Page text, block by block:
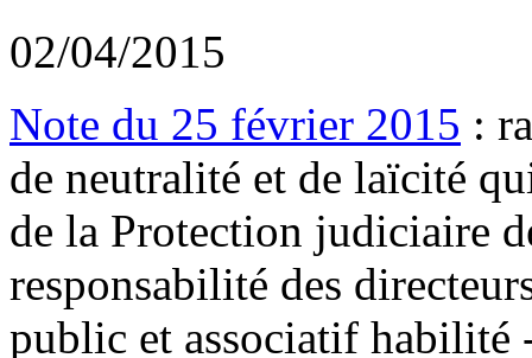
02/04/2015
Note du 25 février 2015 :
de neutralité et de laïcité
de la Protection judiciaire
responsabilité des
public et associatif habilité